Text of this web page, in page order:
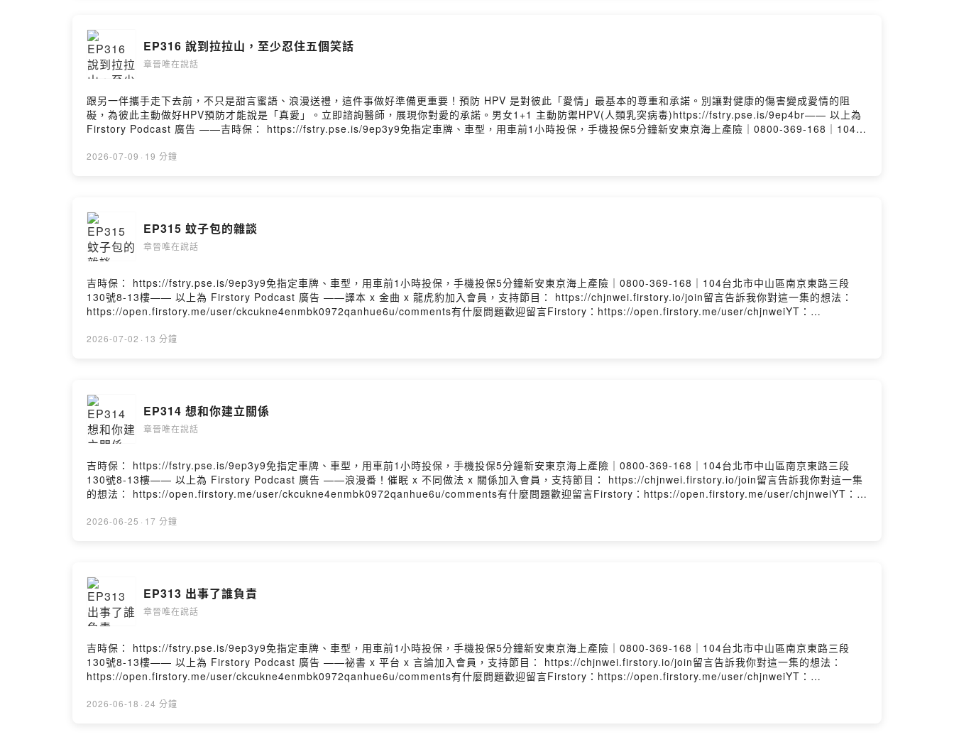
EP316 說到拉拉山，至少忍住五個笑話
章晉唯在說話
跟另一伴攜手走下去前，不只是甜言蜜語、浪漫送禮，這件事做好準備更重要！預防 HPV 是對彼此「愛情」最基本的尊重和承諾。別讓對健康的傷害變成愛情的阻
礙，為彼此主動做好HPV預防才能說是「真愛」。立即諮詢醫師，展現你對愛的承諾。男女1+1 主動防禦HPV(人類乳突病毒)https://fstry.pse.is/9ep4br—— 以上為
Firstory Podcast 廣告 ——吉時保： https://fstry.pse.is/9ep3y9免指定車牌、車型，用車前1小時投保，手機投保5分鐘新安東京海上產險｜0800-369-168｜104台
我你對這一集的想法： https://open.firstory.me/user/ckcukne4enmbk0972qanhue6u/comments有什麼問題歡迎留言Firstory：
2026-07-09 · 19 分鐘
EP315 蚊子包的雜談
章晉唯在說話
吉時保： https://fstry.pse.is/9ep3y9免指定車牌、車型，用車前1小時投保，手機投保5分鐘新安東京海上產險｜0800-369-168｜104台北市中山區南京東路三段
130號8-13樓—— 以上為 Firstory Podcast 廣告 ——譯本 x 金曲 x 龍虎豹加入會員，支持節目： https://chjnwei.firstory.io/join留言告訴我你對這一集的想法：
https://open.firstory.me/user/ckcukne4enmbk0972qanhue6u/comments有什麼問題歡迎留言Firstory：https://open.firstory.me/user/chjnweiYT：
Chang-Jin-Wei-106736074411529/Powered by Firstory Hosting
2026-07-02 · 13 分鐘
EP314 想和你建立關係
章晉唯在說話
吉時保： https://fstry.pse.is/9ep3y9免指定車牌、車型，用車前1小時投保，手機投保5分鐘新安東京海上產險｜0800-369-168｜104台北市中山區南京東路三段
130號8-13樓—— 以上為 Firstory Podcast 廣告 ——浪漫番！催眠 x 不同做法 x 關係加入會員，支持節目： https://chjnwei.firstory.io/join留言告訴我你對這一集
的想法： https://open.firstory.me/user/ckcukne4enmbk0972qanhue6u/comments有什麼問題歡迎留言Firstory：https://open.firstory.me/user/chjnweiYT：
Chang-Jin-Wei-106736074411529/Powered by Firstory Hosting
2026-06-25 · 17 分鐘
EP313 出事了誰負責
章晉唯在說話
吉時保： https://fstry.pse.is/9ep3y9免指定車牌、車型，用車前1小時投保，手機投保5分鐘新安東京海上產險｜0800-369-168｜104台北市中山區南京東路三段
130號8-13樓—— 以上為 Firstory Podcast 廣告 ——祕書 x 平台 x 言論加入會員，支持節目： https://chjnwei.firstory.io/join留言告訴我你對這一集的想法：
https://open.firstory.me/user/ckcukne4enmbk0972qanhue6u/comments有什麼問題歡迎留言Firstory：https://open.firstory.me/user/chjnweiYT：
Chang-Jin-Wei-106736074411529/Powered by Firstory Hosting
2026-06-18 · 24 分鐘